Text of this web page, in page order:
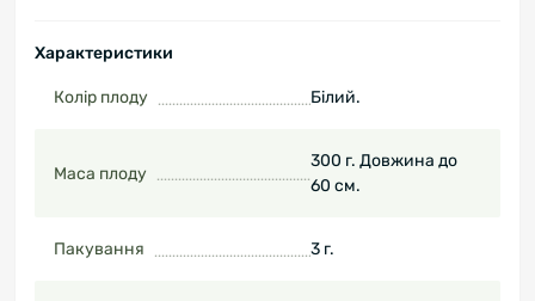
Характеристики
Колір плоду Білий.
Маса плоду
300 г. Довжина до
60 см.
Пакування 3 г.